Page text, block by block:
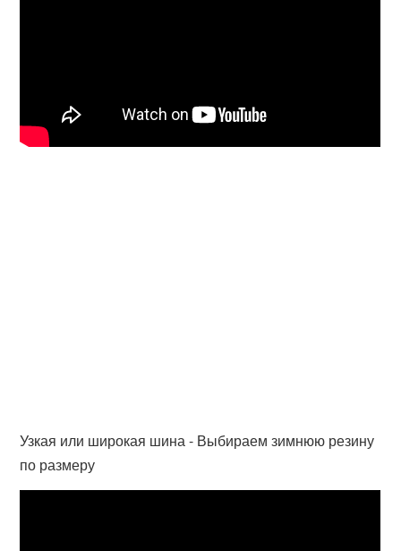
Узкая или широкая шина - Выбираем зимнюю резину
по размеру